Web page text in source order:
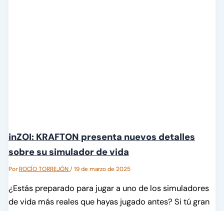
inZOI: KRAFTON presenta nuevos detalles
sobre su simulador de vida
PorROCÍO TORREJÓN/19 de marzo de 2025
¿Estás preparado para jugar a uno de los simuladores
de vida más reales que hayas jugado antes? Si tú gran